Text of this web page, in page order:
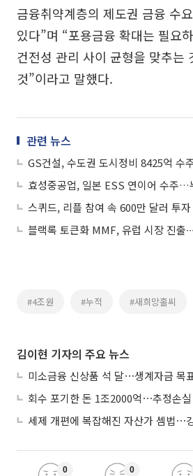
금융취약계층의 제도권 금융 수
있다”며 “포용금융 확대는 필요
건전성 관리 사이 균형을 맞추는
것”이라고 말했다.
관련 뉴스
효성중공업, 일본 ESS 연이어 수주…
스퀴드, 리플 참여 속 600만 달러 투자
블랙록 토큰화 MMF, 유럽 시장 진출
#4조원 #누적 #새희망홀씨
김이현 기자의 주요 뉴스
0 0